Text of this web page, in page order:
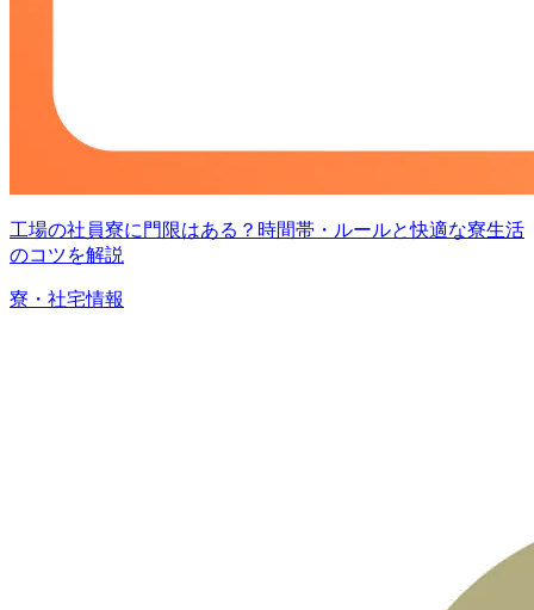
工場の社員寮に門限はある？時間帯・ルールと快適な寮生活
のコツを解説
寮・社宅情報